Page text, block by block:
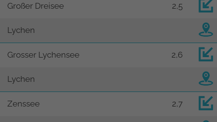
Großer Dreisee 2,5
Lychen
Grosser Lychensee 2,6
Lychen
Zenssee 2,7